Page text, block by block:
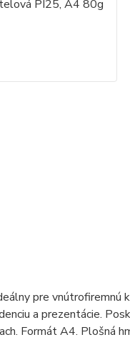
pre
a prezentácie.
Formát A4. Plošná